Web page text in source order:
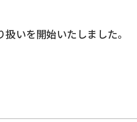
いを開始いたしました。